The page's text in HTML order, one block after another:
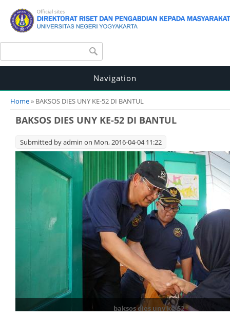
Search form
Navigation
You are here
Home» BAKSOS DIES UNY KE-52 DI BANTUL
BAKSOS DIES UNY KE-52 DI BANTUL
Submitted byadmin on Mon, 2016-04-04 11:22
baksos dies uny ke-52